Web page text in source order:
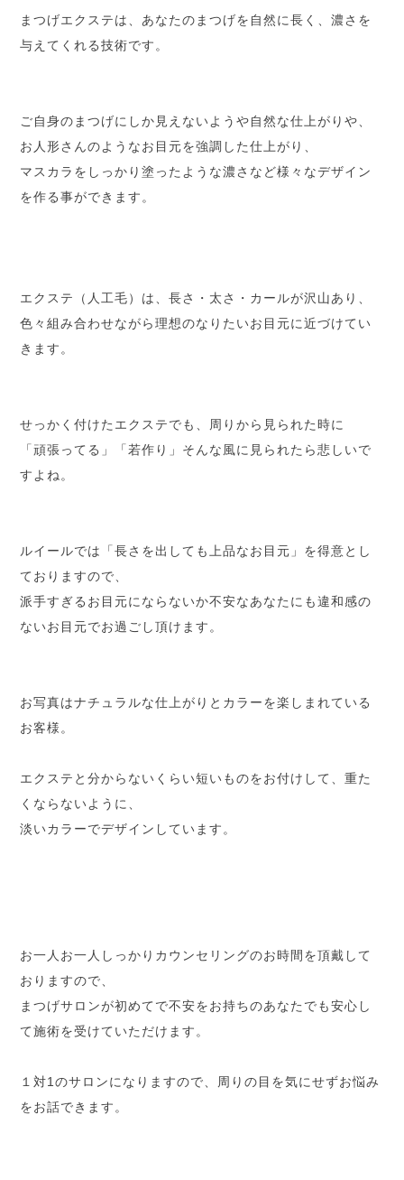
まつげエクステは、あなたのまつげを自然に長く、濃さを
与えてくれる技術です。
ご自身のまつげにしか見えないようや自然な仕上がりや、
お人形さんのようなお目元を強調した仕上がり、
マスカラをしっかり塗ったような濃さなど様々なデザイン
を作る事ができます。
エクステ（人工毛）は、長さ・太さ・カールが沢山あり、
色々組み合わせながら理想のなりたいお目元に近づけてい
きます。
せっかく付けたエクステでも、周りから見られた時に
「頑張ってる」「若作り」そんな風に見られたら悲しいで
すよね。
ルイールでは「長さを出しても上品なお目元」を得意とし
ておりますので、
派手すぎるお目元にならないか不安なあなたにも違和感の
ないお目元でお過ごし頂けます。
お写真はナチュラルな仕上がりとカラーを楽しまれている
お客様。
エクステと分からないくらい短いものをお付けして、重た
くならないように、
淡いカラーでデザインしています。
お一人お一人しっかりカウンセリングのお時間を頂戴して
おりますので、
まつげサロンが初めてで不安をお持ちのあなたでも安心し
て施術を受けていただけます。
１対1のサロンになりますので、周りの目を気にせずお悩み
をお話できます。